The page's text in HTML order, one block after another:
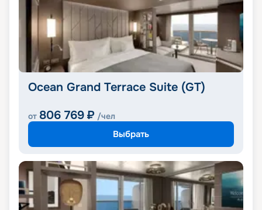
Ocean Grand Terrace Suite (GT)
от 806 769 ₽ /чел
Выбрать